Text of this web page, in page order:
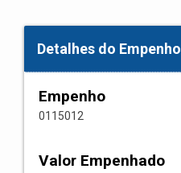
Detalhes do Empenho
Empenho
0115012
Valor Empenhado